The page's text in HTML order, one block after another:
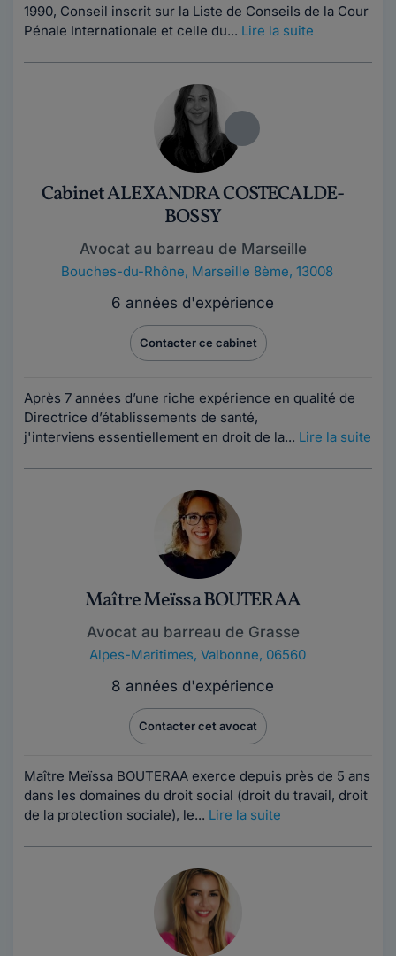
1990, Conseil inscrit sur la Liste de Conseils de la Cour
Pénale Internationale et celle du... Lire la suite
Cabinet ALEXANDRA COSTECALDE-
BOSSY
Avocat au barreau de Marseille
Bouches-du-Rhône, Marseille 8ème, 13008
6 années d'expérience
Contacter ce cabinet
Après 7 années d’une riche expérience en qualité de
Directrice d’établissements de santé,
j'interviens essentiellement en droit de la... Lire la suite
Maître Meïssa BOUTERAA
Avocat au barreau de Grasse
Alpes-Maritimes, Valbonne, 06560
8 années d'expérience
Contacter cet avocat
Maître Meïssa BOUTERAA exerce depuis près de 5 ans
dans les domaines du droit social (droit du travail, droit
de la protection sociale), le... Lire la suite